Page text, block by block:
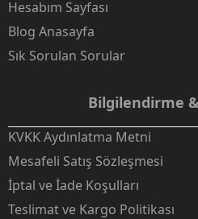
Hesabım Sayfası
Blog Anasayfa
Sık Sorulan Sorular
Bilgilendirme
KVKK Aydınlatma Metni
Mesafeli Satış Sözleşmesi
İptal ve İade Koşulları
Teslimat ve Kargo Politikası